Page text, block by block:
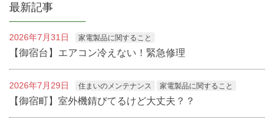
最新記事
2026年7月31日 家電製品に関すること
【御宿台】エアコン冷えない！緊急修理
2026年7月29日 住まいのメンテナンス 家電製品に関すること
【御宿町】室外機錆びてるけど大丈夫？？